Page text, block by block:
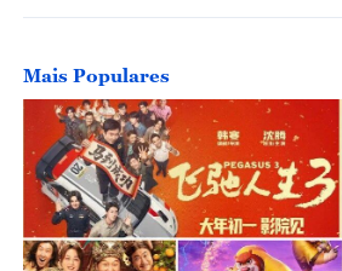
Mais Populares